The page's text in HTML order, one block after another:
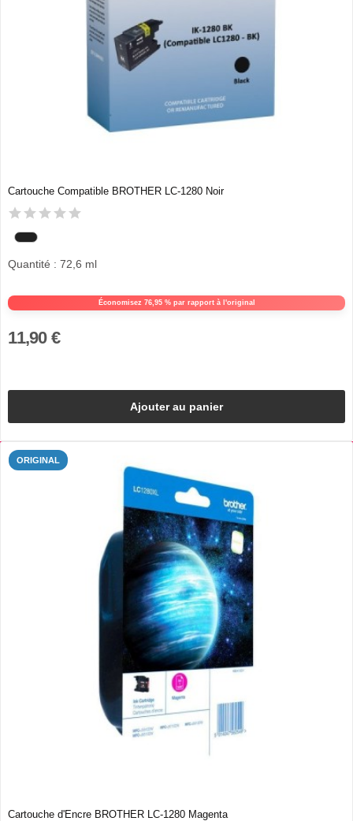
Cartouche Compatible BROTHER LC-1280 Noir
Économisez 76,95 % par rapport à l'original
Quantité : 72,6 ml
11,90 €
Ajouter au panier
ORIGINAL
Cartouche d'Encre BROTHER LC-1280 Magenta